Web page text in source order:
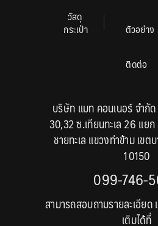
วัสดุ
กระเป๋า ตัวอย่าง
ติดต่อ
บริษัท แมท คอนเนอร์ จำกั
30,32 ซ.เทียนทะเล 26 แย
ชายทะเล แขวงท่าข้าม เข
10150
099-746-
สามารถสอบถามรายละเอีย
เติมได้ที่